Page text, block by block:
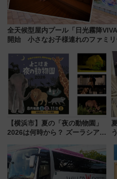
全天候型屋内プール「日光霧降
開始 小さなお子様連れのファミ
【横浜市】夏の「夜の動物園」
2026は何時から？ ズーラシア・
見どころ、限定イベントを徹底
解説！